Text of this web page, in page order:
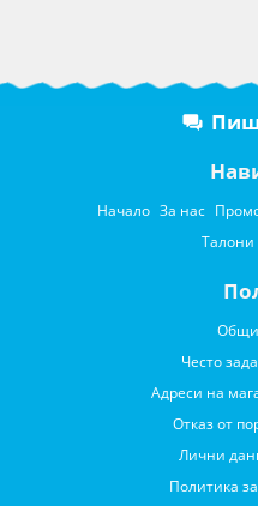
Начало За нас
Талони
Общи
Често
Адреси на
Отказ от
Лични
Политика